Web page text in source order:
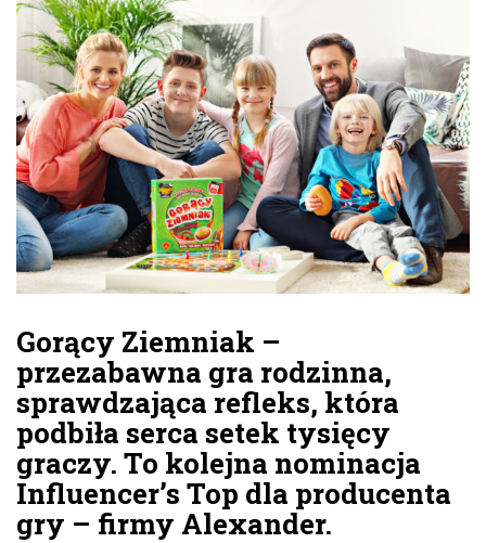
Gorący Ziemniak –
przezabawna gra rodzinna,
sprawdzająca refleks, która
podbiła serca setek tysięcy
graczy. To kolejna nominacja
Influencer’s Top dla producenta
gry – firmy Alexander.